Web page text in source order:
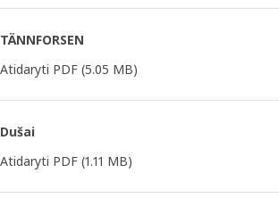
TÄNNFORSEN
Atidaryti PDF (5.05 MB)
Dušai
Atidaryti PDF (1.11 MB)